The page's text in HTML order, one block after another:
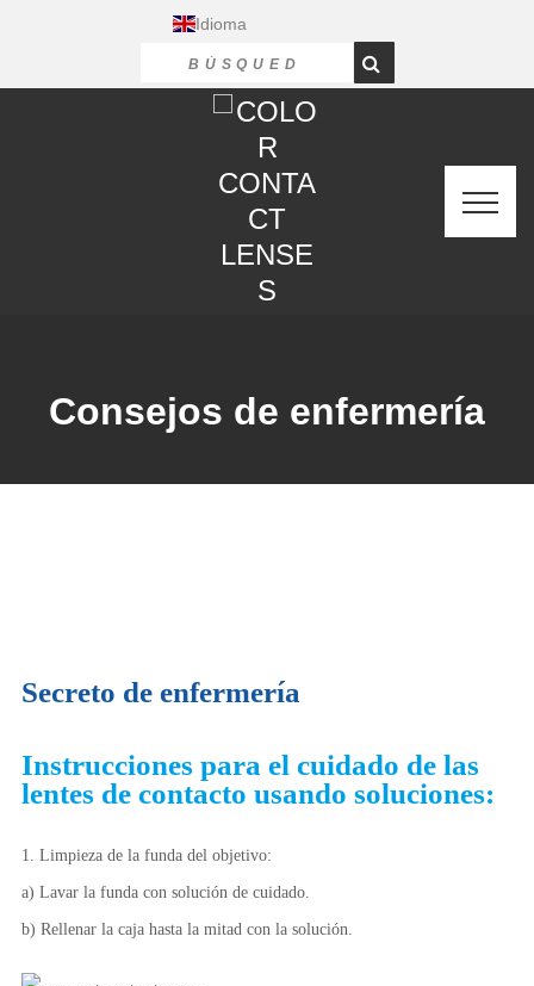
Idioma
Consejos de enfermería
Secreto de enfermería
Instrucciones para el cuidado de las
lentes de contacto usando soluciones:
1. Limpieza de la funda del objetivo:
a) Lavar la funda con solución de cuidado.
b) Rellenar la caja hasta la mitad con la solución.